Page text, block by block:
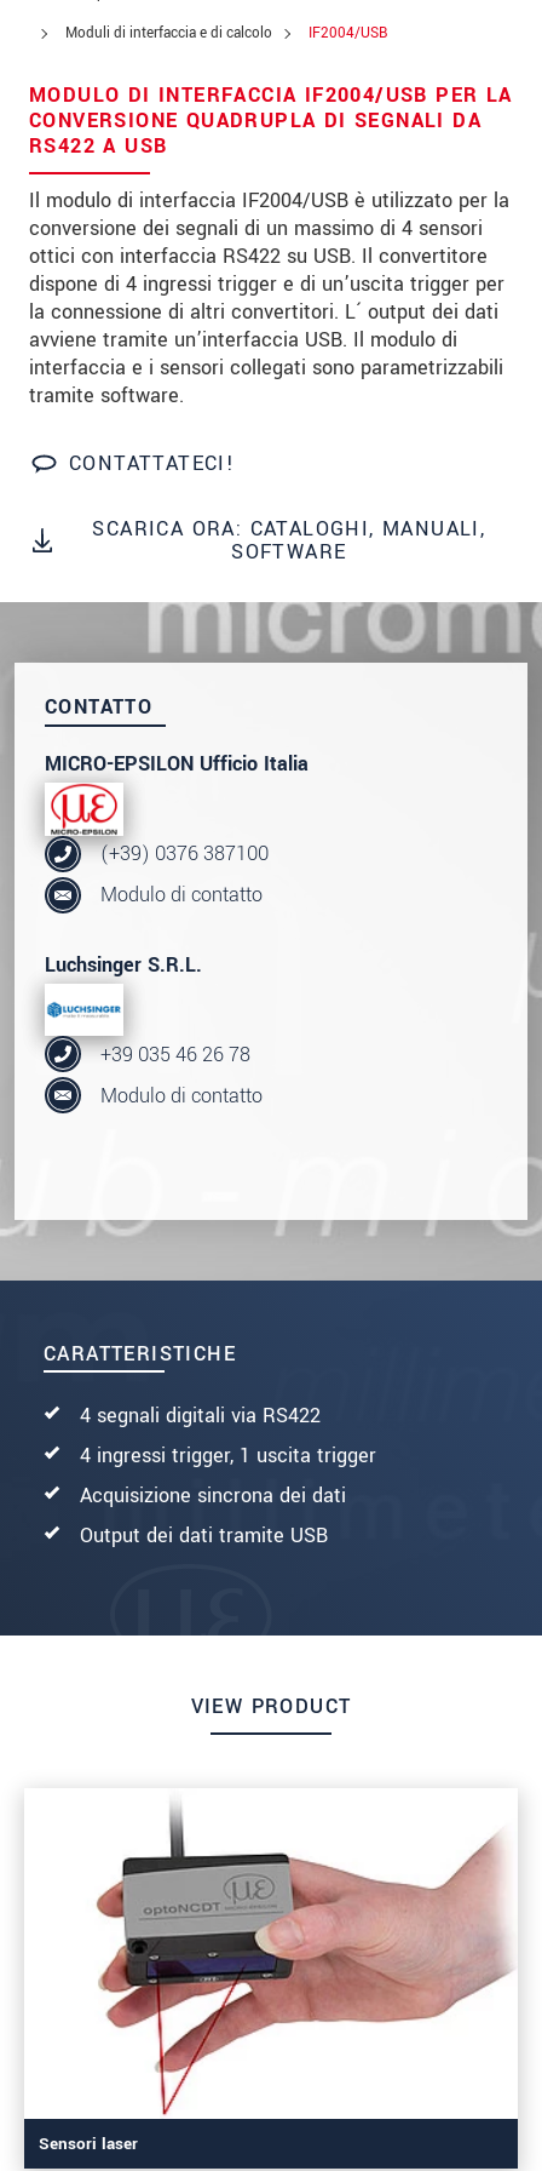
Moduli di interfaccia e di calcolo
IF2004/USB
MODULO DI INTERFACCIA IF2004/USB PER LA
CONVERSIONE QUADRUPLA DI SEGNALI DA
RS422 A USB
Il modulo di interfaccia IF2004/USB è utilizzato per la
conversione dei segnali di un massimo di 4 sensori
ottici con interfaccia RS422 su USB. Il convertitore
dispone di 4 ingressi trigger e di un’uscita trigger per
la connessione di altri convertitori. L´ output dei dati
avviene tramite un’interfaccia USB. Il modulo di
interfaccia e i sensori collegati sono parametrizzabili
tramite software.
CONTATTATECI!
SCARICA ORA: CATALOGHI, MANUALI,
SOFTWARE
CARATTERISTICHE
4 segnali digitali via RS422
4 ingressi trigger, 1 uscita trigger
Acquisizione sincrona dei dati
Output dei dati tramite USB
CONTATTO
MICRO-EPSILON Ufficio Italia
(+39) 0376 387100
Modulo di contatto
Luchsinger S.R.L.
+39 035 46 26 78
Modulo di contatto
Codice postale
Paese *
Telefono
E-mail*
Messaggio*
Vi prego di tenermi informato sulle
We treat your data confidentially. Please read our
data privacy statement.
VIEW PRODUCT
Sensori laser